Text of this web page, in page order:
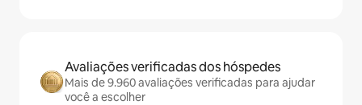
Avaliações verificadas dos hóspedes
Mais de 9.960 avaliações verificadas para ajudar
você a escolher